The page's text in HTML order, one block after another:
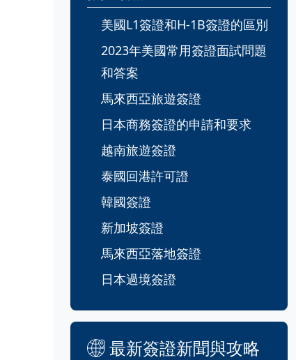
美國L1簽證和H-1B簽證的區別
2023年美國常用簽證面試問題
和答案
馬來西亞旅遊簽證
日本商務簽證的申請和要求
越南旅遊簽證
泰國回港許可證
韓國簽證
新加坡簽證
馬來西亞落地簽證
日本過境簽證
最新簽證新聞與攻略